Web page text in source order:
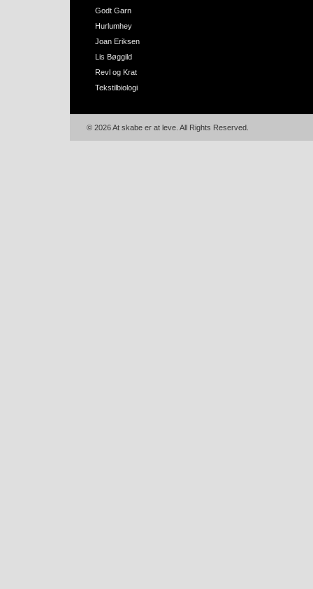
Godt Garn
Hurlumhey
Joan Eriksen
Lis Bøggild
Revl og Krat
Tekstilbiologi
© 2026 At skabe er at leve. All Rights Reserved.